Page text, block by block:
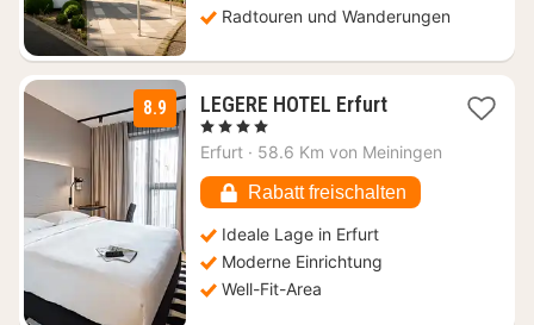
Radtouren und Wanderungen
8.9 LEGERE HOTEL Erfurt1
ab
110,25
€
, 4 Sterne
Erfurt · 58.6 Km von Meiningen
Rabatt freischalten
Ideale Lage in Erfurt
Moderne Einrichtung
Well-Fit-Area